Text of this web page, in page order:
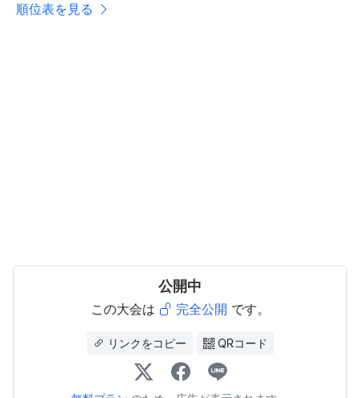
順位表を見る
公開中
この大会は 完全公開 です。
リンクをコピー QRコード